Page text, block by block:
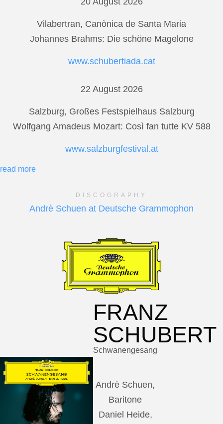
Vilabertran, Canònica de Santa Maria
Johannes Brahms: Die schöne Magelone
www.schubertiada.cat
22 August 2026
Salzburg, Großes Festspielhaus Salzburg
Wolfgang Amadeus Mozart: Così fan tutte KV 588
www.salzburgfestival.at
read more
DISCOGRAPHY
Andrè Schuen at Deutsche Grammophon
FRANZ
SCHUBERT
Schwanengesang
Andrè Schuen,
Baritone
Daniel Heide,